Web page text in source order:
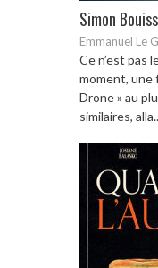
Simon
Emmanuel Le
Ce n’est pas
moment, une
Drone » au
similaires,